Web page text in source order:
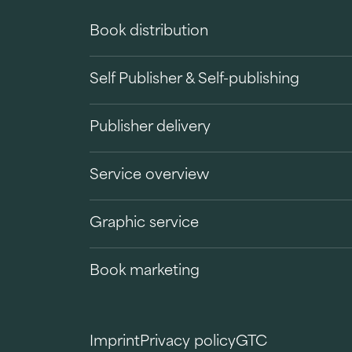
Book distribution
Self Publisher & Self-publishing
Publisher delivery
Service overview
Graphic service
Book marketing
ImprintPrivacy policyGTC